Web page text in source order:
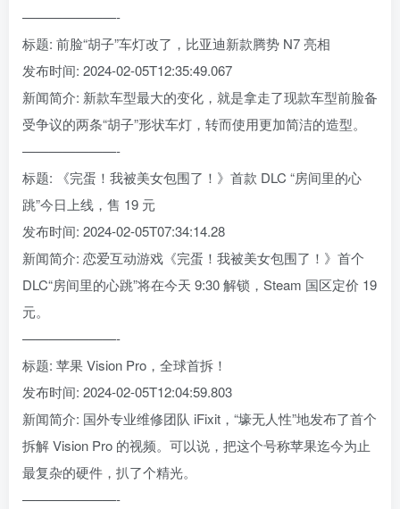
———————-
标题: 前脸“胡子”车灯改了，比亚迪新款腾势 N7 亮相
发布时间: 2024-02-05T12:35:49.067
新闻简介: 新款车型最大的变化，就是拿走了现款车型前脸备
受争议的两条“胡子”形状车灯，转而使用更加简洁的造型。
———————-
标题: 《完蛋！我被美女包围了！》首款 DLC “房间里的心
跳”今日上线，售 19 元
发布时间: 2024-02-05T07:34:14.28
新闻简介: 恋爱互动游戏《完蛋！我被美女包围了！》首个
DLC“房间里的心跳”将在今天 9:30 解锁，Steam 国区定价 19
元。
———————-
标题: 苹果 Vision Pro，全球首拆！
发布时间: 2024-02-05T12:04:59.803
新闻简介: 国外专业维修团队 iFixit，“壕无人性”地发布了首个
拆解 Vision Pro 的视频。可以说，把这个号称苹果迄今为止
最复杂的硬件，扒了个精光。
———————-